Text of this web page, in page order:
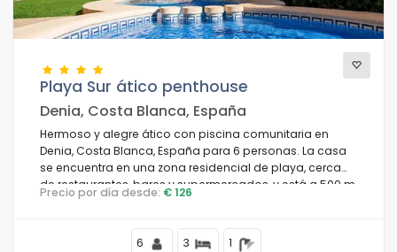
Playa Sur ático penthouse
Denia, Costa Blanca, España
Hermoso y alegre ático con piscina comunitaria en
Denia, Costa Blanca, España para 6 personas. La casa
se encuentra en una zona residencial de playa, cerca
de restaurantes, bares y supermercados, y está a 500 m
de la playa de Les Bovetes.
Precio por día desde: € 126
6 3 1